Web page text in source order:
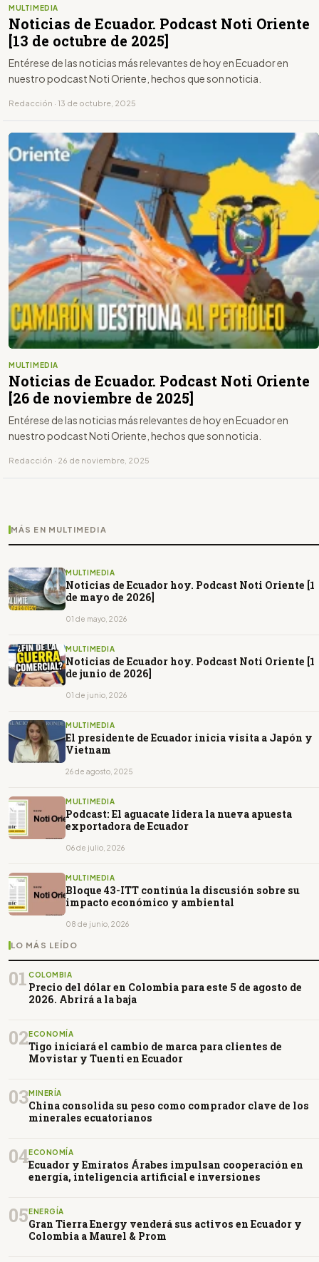
MULTIMEDIA
Noticias de Ecuador. Podcast Noti Oriente
[13 de octubre de 2025]
Entérese de las noticias más relevantes de hoy en Ecuador en
nuestro podcast Noti Oriente, hechos que son noticia.
Redacción · 13 de octubre, 2025
MULTIMEDIA
Noticias de Ecuador. Podcast Noti Oriente
[26 de noviembre de 2025]
Entérese de las noticias más relevantes de hoy en Ecuador en
nuestro podcast Noti Oriente, hechos que son noticia.
Redacción · 26 de noviembre, 2025
MÁS EN MULTIMEDIA
MULTIMEDIA
Noticias de Ecuador hoy. Podcast Noti Oriente [1
de mayo de 2026]
01 de mayo, 2026
MULTIMEDIA
Noticias de Ecuador hoy. Podcast Noti Oriente [1
de junio de 2026]
01 de junio, 2026
MULTIMEDIA
El presidente de Ecuador inicia visita a Japón y
Vietnam
26 de agosto, 2025
MULTIMEDIA
Podcast: El aguacate lidera la nueva apuesta
exportadora de Ecuador
06 de julio, 2026
MULTIMEDIA
Bloque 43-ITT continúa la discusión sobre su
impacto económico y ambiental
08 de junio, 2026
LO MÁS LEÍDO
01 COLOMBIA
Precio del dólar en Colombia para este 5 de agosto de
2026. Abrirá a la baja
02ECONOMÍA
Tigo iniciará el cambio de marca para clientes de
Movistar y Tuenti en Ecuador
03MINERÍA
China consolida su peso como comprador clave de los
minerales ecuatorianos
04ECONOMÍA
Ecuador y Emiratos Árabes impulsan cooperación en
energía, inteligencia artificial e inversiones
05ENERGÍA
Gran Tierra Energy venderá sus activos en Ecuador y
Colombia a Maurel & Prom